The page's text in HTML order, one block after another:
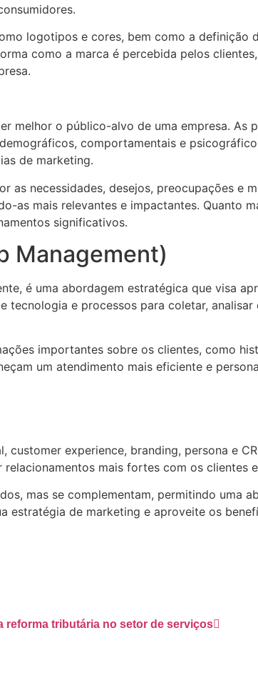
logotipos e cores, bem como a definição
como a marca é percebida pelos
melhor o público-alvo de uma empresa. As
comportamentais e
de marketing.
as necessidades, desejos, preocupações e
as mais relevantes e impactantes. Quanto
significativos.
Management)
é uma abordagem estratégica que visa
tecnologia e processos para coletar,
importantes sobre os clientes, como
um atendimento mais eficiente e
experience, branding, persona e
mais fortes com os clientes
mas se complementam, permitindo uma
estratégia de marketing e aproveite os
reforma tributária no setor de serviços